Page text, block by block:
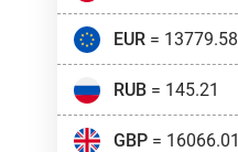
EUR= 13779.58
RUB= 145.21
GBP= 16066.01